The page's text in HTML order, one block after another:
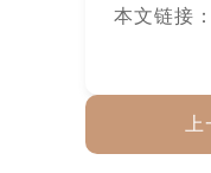
本文链接